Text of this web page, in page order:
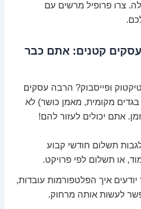
צרו פרופיל מרשים עם
קטנים: אתם כבר
ופייסבוק? הרבה עסקים
מקומית, מאמן כושר) לא
אתם יכולים לעזור להם!
תשלום חודשי קבוע
או תשלום לפי פרויקט.
איך הפלטפורמות עובדות,
לעשות אותה מרחוק.